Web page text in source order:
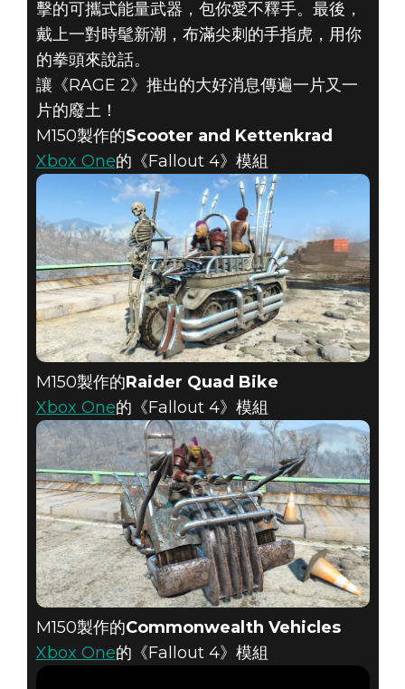
《FALLOUT
4》：五月主打
模組
擊的可攜式能量武器，包你愛不釋手。最後，
戴上一對時髦新潮，布滿尖刺的手指虎，用你
的拳頭來說話。
讓《RAGE 2》推出的大好消息傳遍一片又一
片的廢土！
M150製作的Scooter and Kettenkrad
Xbox One的《Fallout 4》模組
M150製作的Raider Quad Bike
Xbox One的《Fallout 4》模組
M150製作的Commonwealth Vehicles
Xbox One的《Fallout 4》模組